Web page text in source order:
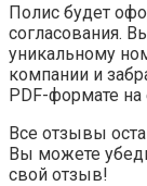
Полис будет
согласования.
уникальному
компании и
PDF-формате на
Все отзывы
Вы можете
свой отзыв!